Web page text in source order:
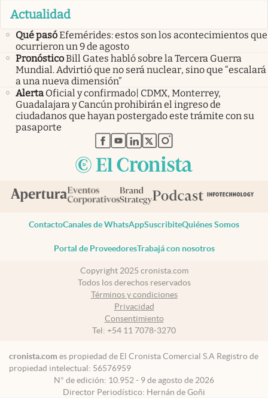
Actualidad
Qué pasóEfemérides: estos son los acontecimientos que
ocurrieron un 9 de agosto
PronósticoBill Gates habló sobre la Tercera Guerra
Mundial. Advirtió que no será nuclear, sino que “escalará
a una nueva dimensión”
Alerta Oficial y confirmado| CDMX, Monterrey,
Guadalajara y Cancún prohibirán el ingreso de
ciudadanos que hayan postergado este trámite con su
pasaporte
abre en nueva pestaña
abre en nueva pestaña
abre en nueva pestaña
abre en nueva pestaña
abre en nueva pestaña
ContactoCanales de WhatsAppSuscribiteQuiénes Somos
Portal de ProveedoresTrabajá con nosotros
Copyright 2025 cronista.com
Todos los derechos reservados
Términos y condiciones
Privacidad
Consentimiento
Tel: +54 11 7078-3270
cronista.com es propiedad de El Cronista Comercial S.A Registro de
propiedad intelectual: 56576959
N° de edición: 10.952 - 9 de agosto de 2026
Director Periodístico: Hernán de Goñi